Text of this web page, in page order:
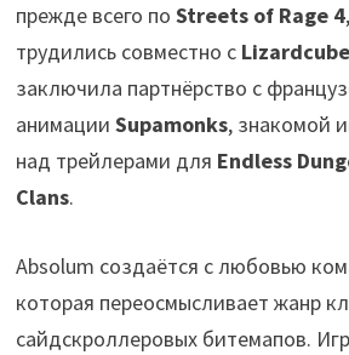
прежде всего по Streets of Rage 4
трудились совместно с Lizardcube
заключила партнёрство с
анимации Supamonks, знакомой
над трейлерами для Endless
Clans.
Absolum создаётся с любовью
которая переосмысливает жанр
сайдскроллеровых битемапов.